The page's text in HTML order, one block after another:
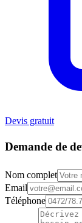
Devis gratuit
Demande de
Nom complet
Email
Téléphone